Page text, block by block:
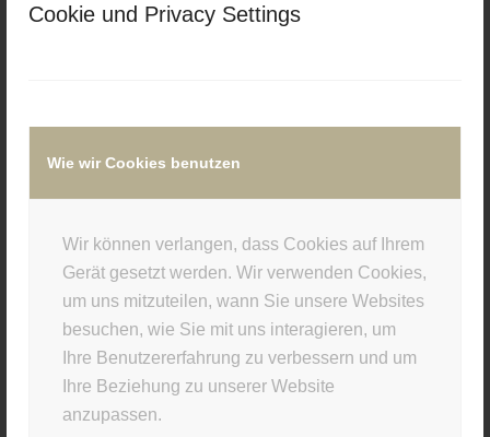
Cookie und Privacy Settings
Wie wir Cookies benutzen
Wir können verlangen, dass Cookies auf Ihrem
Gerät gesetzt werden. Wir verwenden Cookies,
um uns mitzuteilen, wann Sie unsere Websites
besuchen, wie Sie mit uns interagieren, um
Ihre Benutzererfahrung zu verbessern und um
Ihre Beziehung zu unserer Website
anzupassen.
6. FEBRUAR 2018
/
Eintrag teilen